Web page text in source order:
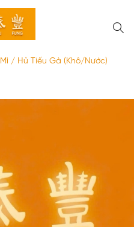
Mì / Hủ Tiếu Gà (Khô/Nước)